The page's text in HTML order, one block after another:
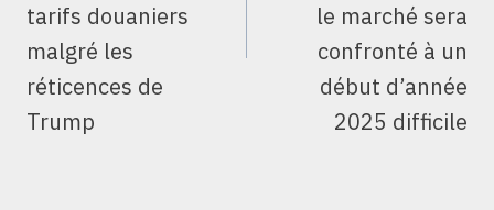
tarifs douaniers
malgré les
réticences de
Trump
le marché sera
confronté à un
début d’année
2025 difficile